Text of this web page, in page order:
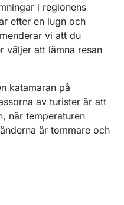
i regionens
efter en lugn och
vi att du
väljer att lämna resan
katamaran på
av turister är att
när temperaturen
är tommare och